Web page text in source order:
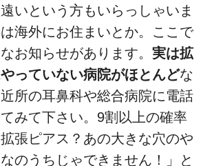
いという方もいらっしゃいま
海外にお住まいとか。ここで
お知らせがあります。 実は拡
っていない病院がほとんどな
所の耳鼻科や総合病院に電話
みて下さい。9割以上の確率
張ピアス？あの大きな穴のや
のうちじゃできません！」と